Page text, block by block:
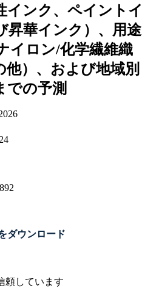
インク、ペイントイ
昇華インク）、用途
イロン/化学繊維織
他）、および地域別
での予測
ダウンロード
頼しています